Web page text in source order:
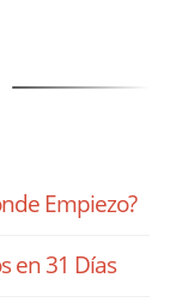
Empiezo?
en 31 Días